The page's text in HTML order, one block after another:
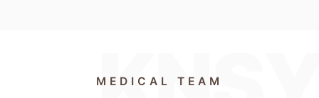
MEDICAL TEAM